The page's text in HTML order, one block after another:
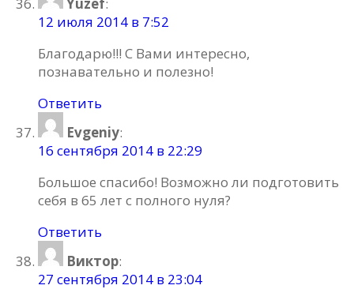
12 июля 2014 в 7:52
Благодарю!!! С Вами интересно,
познавательно и полезно!
Ответить
Evgeniy:
16 сентября 2014 в 22:29
Большое спасибо! Возможно ли подготовить
себя в 65 лет с полного нуля?
Ответить
Виктор:
27 сентября 2014 в 23:04